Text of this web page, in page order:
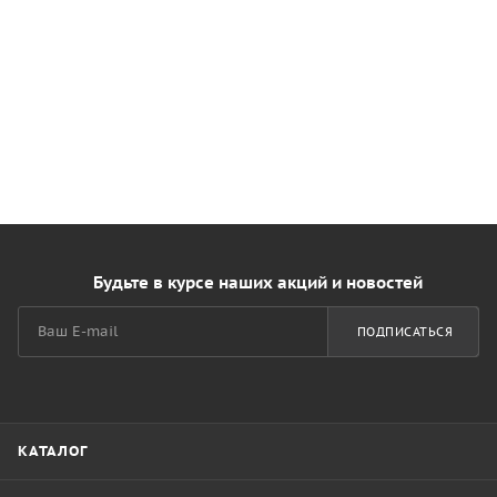
Будьте в курсе наших акций и новостей
ПОДПИСАТЬСЯ
КАТАЛОГ